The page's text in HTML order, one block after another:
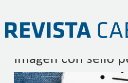
Pasar
contenido
Instagram, el
imagen con sello